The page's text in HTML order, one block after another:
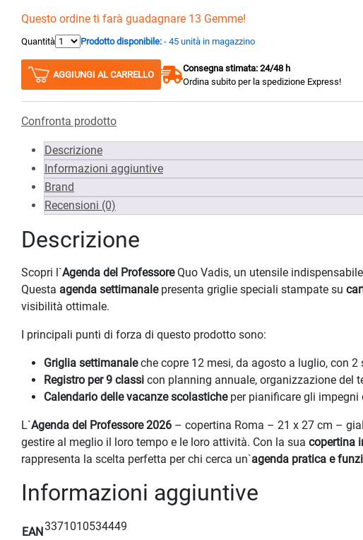
Questo ordine ti farà guadagnare 13 Gemme!
Quantità Prodotto disponibile: - 45 unità in magazzino
AGGIUNGI AL CARRELLO
Consegna stimata: 24/48 h
Ordina subito per la spedizione Express!
Confronta prodotto
Descrizione
Informazioni aggiuntive
Brand
Recensioni (0)
Descrizione
Scopri l`Agenda del ProfessoreQuo Vadis, un utensile
Questa agenda settimanalepresenta griglie speciali stampate su
visibilità ottimale.
I principali punti di forza di questo prodotto sono:
Griglia settimanaleche copre 12 mesi, da agosto a luglio, con
Registro per 9 classi con planning annuale, organizzazione del
Calendario delle vacanze scolasticheper pianificare gli impegni
L`Agenda del Professore 2026 – copertina Roma – 21 x 27 cm –
gestire al meglio il loro tempo e le loro attività. Con la sua copertina
rappresenta la scelta perfetta per chi cerca un`agenda pratica e
Informazioni aggiuntive
EAN3371010534449